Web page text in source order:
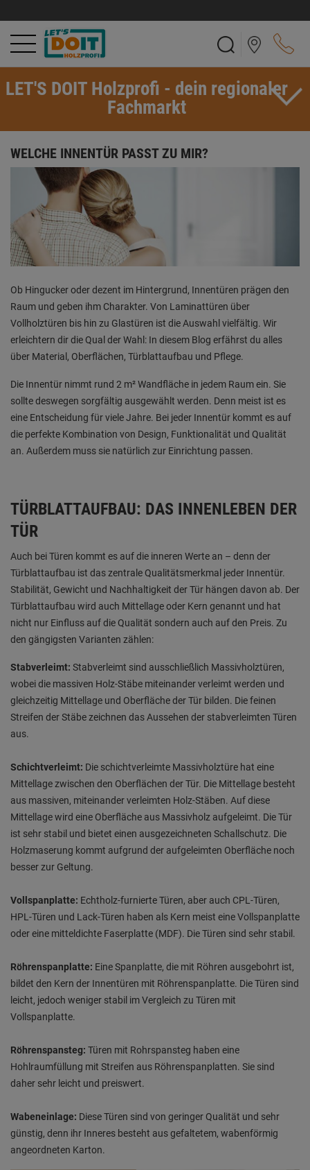
LET'S DOIT Holzprofi - dein regionaler
Fachmarkt
WELCHE INNENTÜR PASST ZU MIR?
Ob Hingucker oder dezent im Hintergrund, Innentüren prägen den
Raum und geben ihm Charakter. Von Laminattüren über
Vollholztüren bis hin zu Glastüren ist die Auswahl vielfältig. Wir
erleichtern dir die Qual der Wahl: In diesem Blog erfährst du alles
über Material, Oberflächen, Türblattaufbau und Pflege.
Die Innentür nimmt rund 2 m² Wandfläche in jedem Raum ein. Sie
sollte deswegen sorgfältig ausgewählt werden. Denn meist ist es
eine Entscheidung für viele Jahre. Bei jeder Innentür kommt es auf
die perfekte Kombination von Design, Funktionalität und Qualität
an. Außerdem muss sie natürlich zur Einrichtung passen.
TÜRBLATTAUFBAU: DAS INNENLEBEN DER
TÜR
Auch bei Türen kommt es auf die inneren Werte an – denn der
Türblattaufbau ist das zentrale Qualitätsmerkmal jeder Innentür.
Stabilität, Gewicht und Nachhaltigkeit der Tür hängen davon ab. Der
Türblattaufbau wird auch Mittellage oder Kern genannt und hat
nicht nur Einfluss auf die Qualität sondern auch auf den Preis. Zu
den gängigsten Varianten zählen:
Stabverleimt: Stabverleimt sind ausschließlich Massivholztüren,
wobei die massiven Holz-Stäbe miteinander verleimt werden und
gleichzeitig Mittellage und Oberfläche der Tür bilden. Die feinen
Streifen der Stäbe zeichnen das Aussehen der stabverleimten Türen
aus.
Schichtverleimt: Die schichtverleimte Massivholztüre hat eine
Mittellage zwischen den Oberflächen der Tür. Die Mittellage besteht
aus massiven, miteinander verleimten Holz-Stäben. Auf diese
Mittellage wird eine Oberfläche aus Massivholz aufgeleimt. Die Tür
ist sehr stabil und bietet einen ausgezeichneten Schallschutz. Die
Holzmaserung kommt aufgrund der aufgeleimten Oberfläche noch
besser zur Geltung.
Vollspanplatte: Echtholz-furnierte Türen, aber auch CPL-Türen,
HPL-Türen und Lack-Türen haben als Kern meist eine Vollspanplatte
oder eine mitteldichte Faserplatte (MDF). Die Türen sind sehr stabil.
Röhrenspanplatte: Eine Spanplatte, die mit Röhren ausgebohrt ist,
bildet den Kern der Innentüren mit Röhrenspanplatte. Die Türen sind
leicht, jedoch weniger stabil im Vergleich zu Türen mit
Vollspanplatte.
Röhrenspansteg: Türen mit Rohrspansteg haben eine
Hohlraumfüllung mit Streifen aus Röhrenspanplatten. Sie sind
daher sehr leicht und preiswert.
Wabeneinlage: Diese Türen sind von geringer Qualität und sehr
günstig, denn ihr Inneres besteht aus gefaltetem, wabenförmig
angeordneten Karton.